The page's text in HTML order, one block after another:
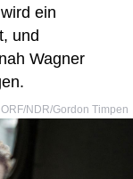
ein
und
Wagner
ORF/NDR/Gordon Timpen